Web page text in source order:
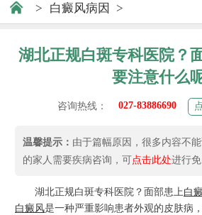
> 白癜风病因 >
湖北正规白斑专科医院？
要注意什么
咨询热线： 027-83886690
温馨提示： 由于篇幅原因，很多内容不
的家人需要疾病咨询，可点击此处进行
湖北正规白斑专科医院？面部患上白
白癜风是一种严重影响患者外观的皮肤病